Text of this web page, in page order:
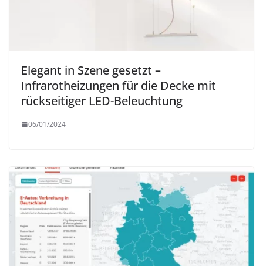
Elegant in Szene gesetzt –
Infrarotheizungen für die Decke mit
rückseitiger LED-Beleuchtung
06/01/2024